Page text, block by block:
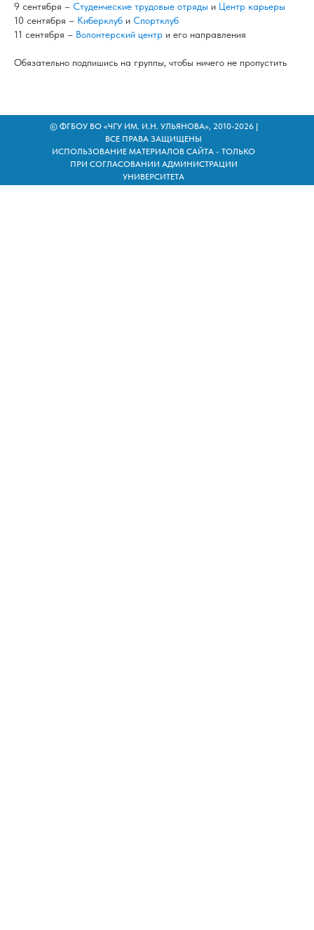
9 сентября – Студенческие трудовые отряды и Центр карьеры
10 сентября – Киберклуб и Спортклуб
11 сентября – Волонтерский центр и его направления
Обязательно подпишись на группы, чтобы ничего не пропустить
© ФГБОУ ВО «ЧГУ ИМ. И.Н. УЛЬЯНОВА», 2010-2026 |
ВСЕ ПРАВА ЗАЩИЩЕНЫ
ИСПОЛЬЗОВАНИЕ МАТЕРИАЛОВ САЙТА - ТОЛЬКО
ПРИ СОГЛАСОВАНИИ АДМИНИСТРАЦИИ
УНИВЕРСИТЕТА